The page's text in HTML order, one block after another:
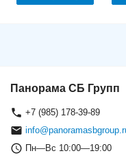
Панорама СБ Групп
+7 (985) 178-39-89
Пн—Вс 10:00—19:00